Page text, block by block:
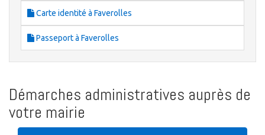
Carte identité à Faverolles
Passeport à Faverolles
Démarches administratives auprès de
votre mairie